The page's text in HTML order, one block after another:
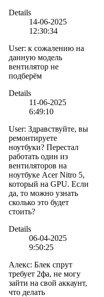
Details
14-06-2025
12:30:34
User: к сожалению на
данную модель
вентилятор не
подберём
Details
11-06-2025
6:49:10
User: Здравствуйте, вы
ремонтируете
ноутбуки? Перестал
работать один из
вентиляторов на
ноутбуке Acer Nitro 5,
который на GPU. Если
да, то можно узнать
сколько это будет
стоить?
Details
06-04-2025
9:50:25
Алекс: Блек спрут
требует 2фа, не могу
зайти на свой аккаунт,
что делать